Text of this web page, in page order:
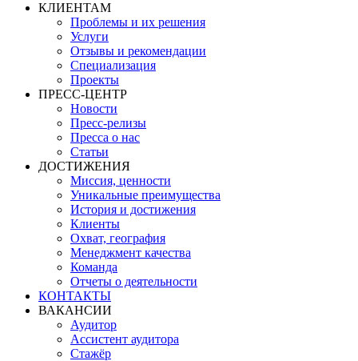
КЛИЕНТАМ
Проблемы и их решения
Услуги
Отзывы и рекомендации
Специализация
Проекты
ПРЕСС-ЦЕНТР
Новости
Пресс-релизы
Пресса о нас
Статьи
ДОСТИЖЕНИЯ
Миссия, ценности
Уникальные преимущества
История и достижения
Клиенты
Охват, география
Менеджмент качества
Команда
Отчеты о деятельности
КОНТАКТЫ
ВАКАНСИИ
Аудитор
Ассистент аудитора
Стажёр